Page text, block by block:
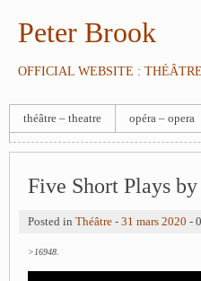
Peter Brook
OFFICIAL WEBSITE :
théâtre – theatre opéra – opera
Five Short Plays
Posted in Théâtre - 31 mars 2020 -
>16948.